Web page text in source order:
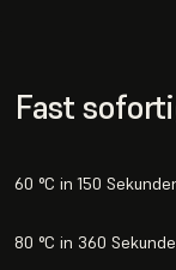
Fast
60 °C in 150
80 °C in 360